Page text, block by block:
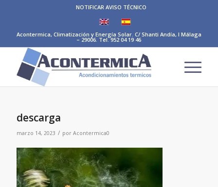
NOTIFICAR AVISO TÉCNICO
Acontermica, Climatización y Energía Solar. C/ Shanti Andía, I Málaga
– 29006. Tel. 952 04 19 46
descarga
marzo 14, 2023 / por Acontermica0